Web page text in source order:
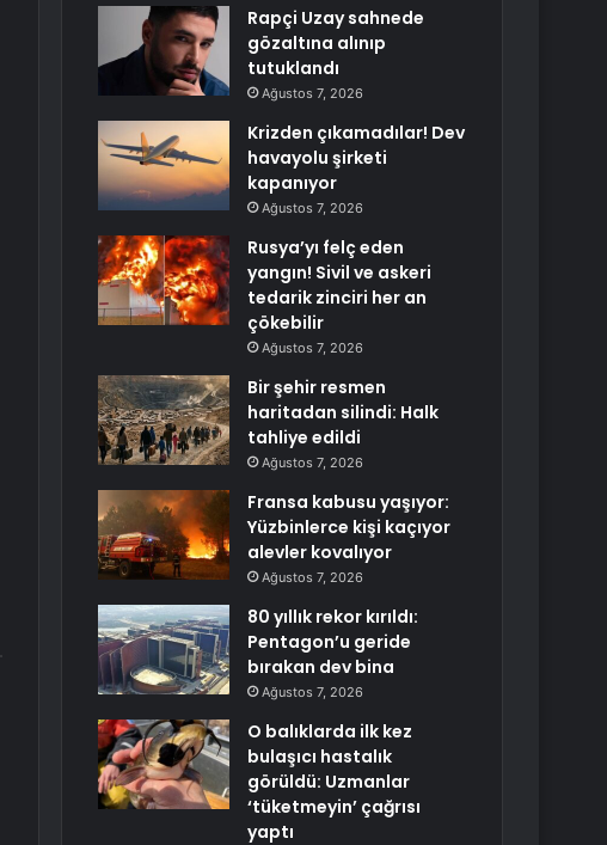
Rapçi Uzay sahnede
gözaltına alınıp
tutuklandı
Ağustos 7, 2026
Krizden çıkamadılar! Dev
havayolu şirketi
kapanıyor
Ağustos 7, 2026
Rusya’yı felç eden
yangın! Sivil ve askeri
tedarik zinciri her an
çökebilir
Ağustos 7, 2026
Bir şehir resmen
haritadan silindi: Halk
tahliye edildi
Ağustos 7, 2026
Fransa kabusu yaşıyor:
Yüzbinlerce kişi kaçıyor
alevler kovalıyor
Ağustos 7, 2026
80 yıllık rekor kırıldı:
Pentagon’u geride
bırakan dev bina
Ağustos 7, 2026
O balıklarda ilk kez
bulaşıcı hastalık
görüldü: Uzmanlar
‘tüketmeyin’ çağrısı
yaptı